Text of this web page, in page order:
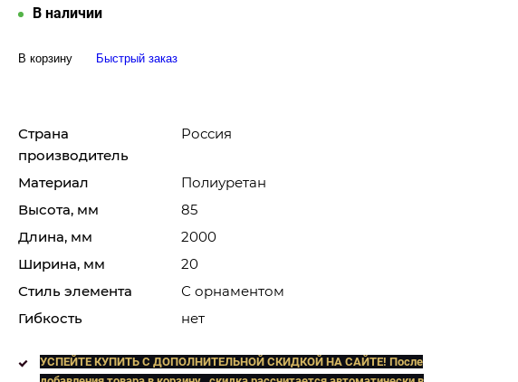
В наличии
В корзину Быстрый заказ
Страна
производитель
Россия
Материал
Полиуретан
Высота, мм
85
Длина, мм
2000
Ширина, мм
20
Стиль элемента
С орнаментом
Гибкость
нет
УСПЕЙТЕ КУПИТЬ C ДОПОЛНИТЕЛЬНОЙ СКИДКОЙ НА САЙТЕ! После